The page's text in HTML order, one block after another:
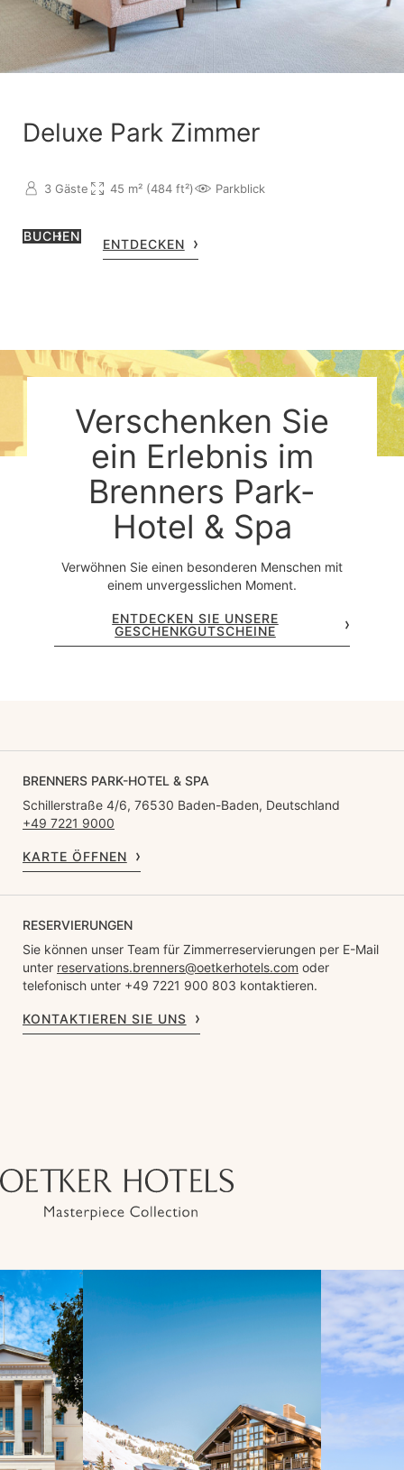
Deluxe Park Zimmer
3 Gäste 45 m² (484 ft²) Parkblick
BUCHEN
ENTDECKEN
Verschenken Sie
ein Erlebnis im
Brenners Park-
Hotel & Spa
Verwöhnen Sie einen besonderen Menschen mit
einem unvergesslichen Moment.
ENTDECKEN SIE UNSERE
GESCHENKGUTSCHEINE
BRENNERS PARK-HOTEL & SPA
Schillerstraße 4/6, 76530 Baden-Baden, Deutschland
+49 7221 9000
KARTE ÖFFNEN
RESERVIERUNGEN
Sie können unser Team für Zimmerreservierungen per E-Mail
unter reservations.brenners@oetkerhotels.com oder
telefonisch unter +49 7221 900 803 kontaktieren.
KONTAKTIEREN SIE UNS